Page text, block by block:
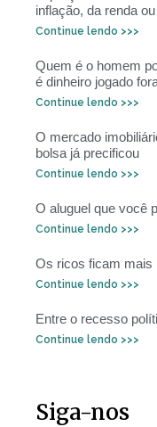
inflação, da renda
Continue lendo >>>
Quem é o homem
é dinheiro jogado
Continue lendo >>>
O mercado
bolsa já precificou
Continue lendo >>>
O aluguel que você
Continue lendo >>>
Os ricos ficam mais
Continue lendo >>>
Entre o recesso
Continue lendo >>>
Siga-nos